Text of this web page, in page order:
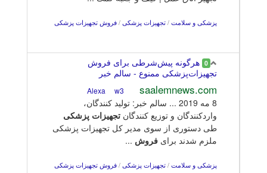
پزشکی و سلامت / تجهیزات پزشکی / فروش تجهیزات پزشکی
0 هرگونه پیش‌شرطی برای فروش
تجهیزات‌پزشکی ممنوع - سالم خبر
saalemnews.com
w3
8 مه 2019 ... سالم خبر: تولید کنندگان،
واردکنندگان و توزیع کنندگان تجهیزات پزشکی
طی دستوری از سوی مدیر کل تجهیزات پزشکی
ملزم شدند برای فروش ...
پزشکی و سلامت / تجهیزات پزشکی / فروش تجهیزات پزشکی